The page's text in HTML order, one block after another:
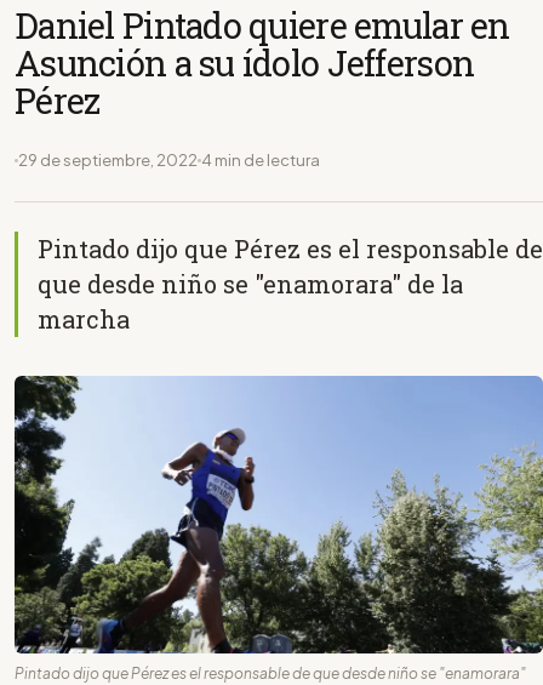
Daniel Pintado quiere emular en
Asunción a su ídolo Jefferson
Pérez
29 de septiembre, 2022 4 min de lectura
Pintado dijo que Pérez es el responsable de
que desde niño se "enamorara" de la
marcha
Pintado dijo que Pérez es el responsable de que desde niño se "enamorara"